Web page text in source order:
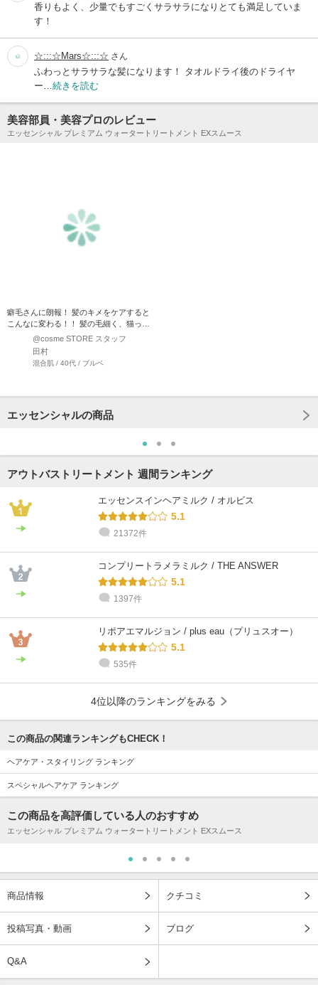
香りもよく、少量でもすごくサラサラになりとても満足していま
す！
☆:::☆Mars☆:::☆ さん
ふわっとサラサラな髪になります！ タオルドライ後のドライヤ
ー…続きを読む
美容部員・美容プロのレビュー
エッセンシャル プレミアム ウォータートリートメント EXスムース
癖毛さんに朗報！ 髪のキメをケアすると
こんなに変わる！！ 髪の毛細く、猫っ
毛、癖毛な私は雨が降る…
@cosme STORE スタッフ
田村
混合肌 / 40代 / ブルベ
エッセンシャルの商品
アウトバストリートメント 週間ランキング
エッセンスインヘアミルク / オルビス
5.1
21372件
コンプリートラメラミルク / THE ANSWER
5.1
1397件
リポアエマルジョン / plus eau（プリュスオー）
5.1
535件
4位以降のランキングをみる
この商品の関連ランキングもCHECK！
ヘアケア・スタイリング ランキング
スペシャルヘアケア ランキング
この商品を高評価している人のおすすめ
エッセンシャル プレミアム ウォータートリートメント EXスムース
商品情報 クチコミ
投稿写真・動画 ブログ
Q&A